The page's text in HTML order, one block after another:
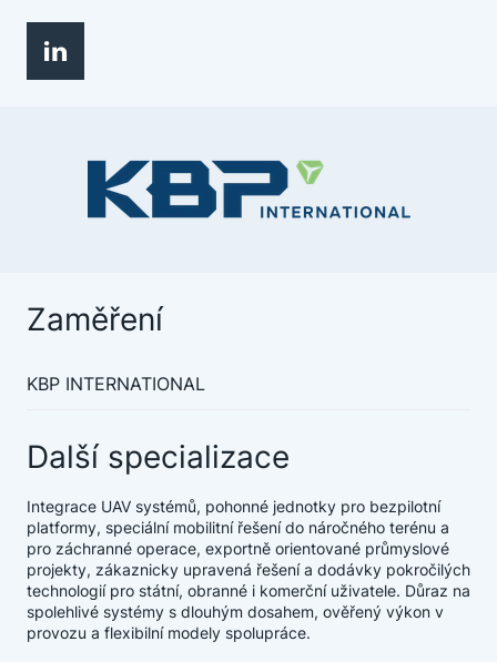
Zaměření
KBP INTERNATIONAL
Další specializace
Integrace UAV systémů, pohonné jednotky pro bezpilotní
platformy, speciální mobilitní řešení do náročného terénu a
pro záchranné operace, exportně orientované průmyslové
projekty, zákaznicky upravená řešení a dodávky pokročilých
technologií pro státní, obranné i komerční uživatele. Důraz na
spolehlivé systémy s dlouhým dosahem, ověřený výkon v
provozu a flexibilní modely spolupráce.